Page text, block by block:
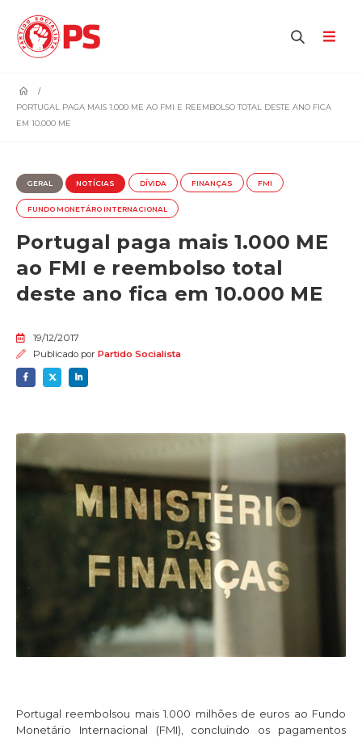
PORTUGAL PAGA MAIS 1.000 ME AO FMI E REEMBOLSO TOTAL DESTE ANO FICA
EM 10.000 ME
GERAL NOTÍCIAS DÍVIDA FINANÇAS FMI
FUNDO MONETÁRO INTERNACIONAL
Portugal paga mais 1.000 ME
ao FMI e reembolso total
deste ano fica em 10.000 ME
19/12/2017
Publicado por Partido Socialista
Portugal reembolsou mais 1.000 milhões de euros ao Fundo
Monetário Internacional (FMI), concluindo os pagamentos